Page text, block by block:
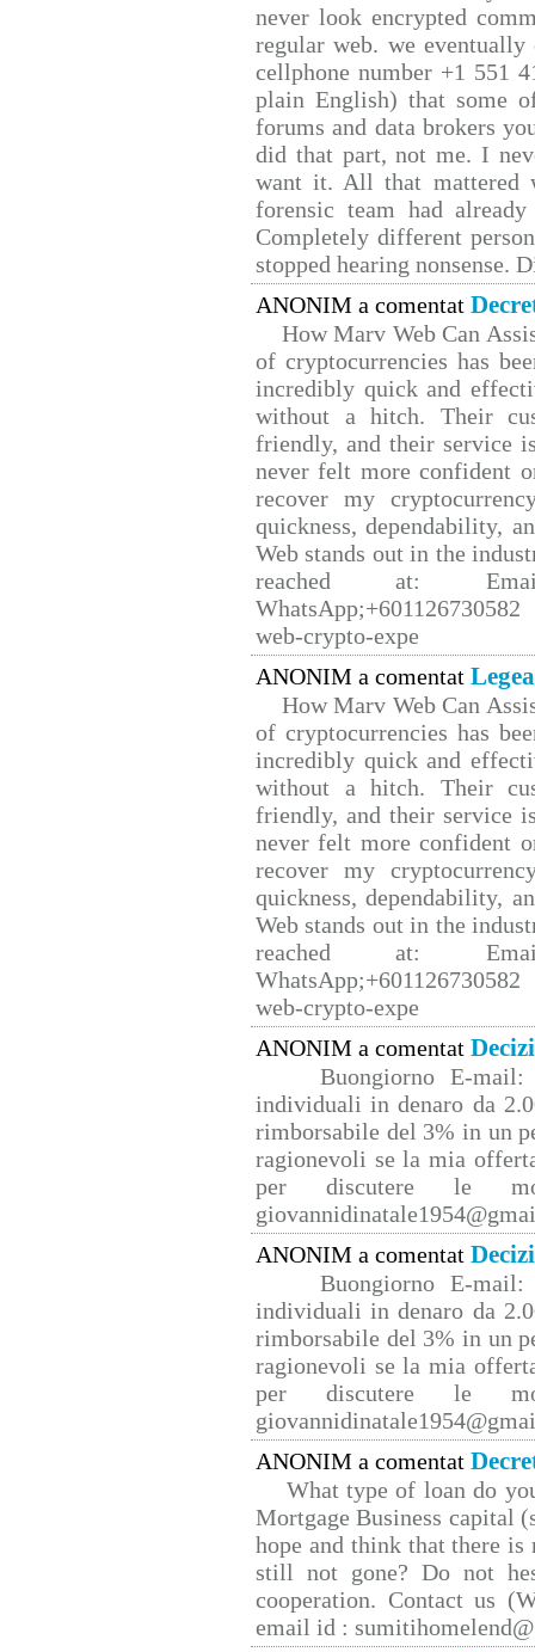
never look encrypted
regular web. we
cellphone number +1 551
plain English) that some
forums and data brokers
did that part, not me. I
want it. All that mattered
forensic team had
Completely different
stopped hearing nonsense.
ANONIM a comentat
How Marv Web Can
of cryptocurrencies has
incredibly quick and
without a hitch. Their
friendly, and their service
never felt more confident
recover my
quickness, dependability,
Web stands out in the
reached at: Email
web-crypto-expe
ANONIM a comentat
How Marv Web Can
of cryptocurrencies has
incredibly quick and
without a hitch. Their
friendly, and their service
never felt more confident
recover my
quickness, dependability,
Web stands out in the
reached at: Email
web-crypto-expe
ANONIM a comentat
Buongiorno E-mail:
individuali in denaro da
rimborsabile del 3% in un
ragionevoli se la mia
per discutere le
ANONIM a comentat
Buongiorno E-mail:
individuali in denaro da
rimborsabile del 3% in un
ragionevoli se la mia
per discutere le
ANONIM a comentat
What type of loan do
Mortgage Business capital
hope and think that there
still not gone? Do not
cooperation. Contact us
email id :